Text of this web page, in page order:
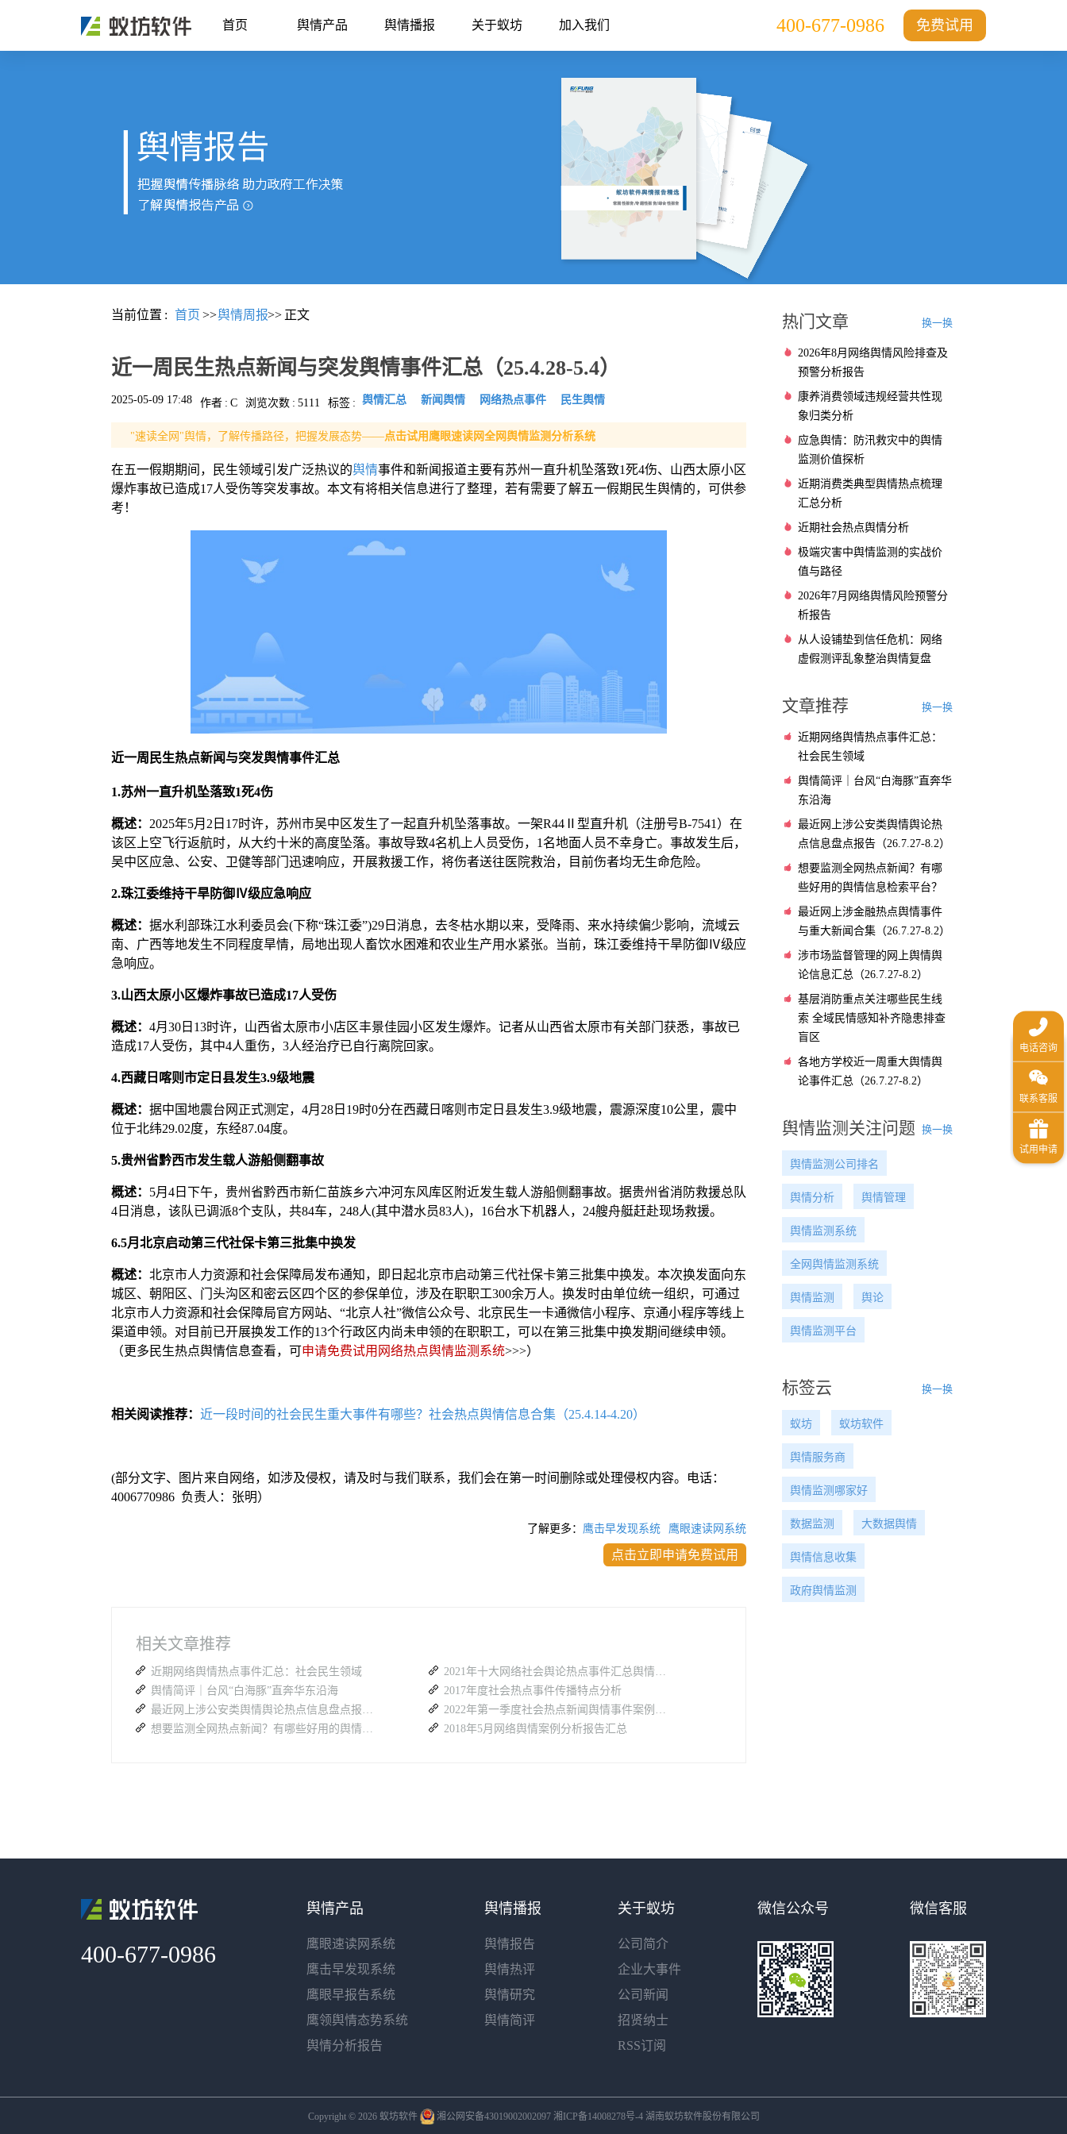
首页 舆情产品 舆情播报 关于蚁坊 加入我们 免费试用
400-677-0986
当前位置 : 首页 >>舆情周报>> 正文
近一周民生热点新闻与突发舆情事件汇总（25.4.28-5.4）
2025-05-09 17:48 作者 : C 浏览次数 : 5111 标签 : 民生舆情
网络热点事件
新闻舆情
舆情汇总
"速读全网"舆情，了解传播路径，把握发展态势——点击试用鹰眼速读网全网舆情监测分析系统
在五一假期期间，民生领域引发广泛热议的舆情事件和新闻报道主要有苏州一直升机坠落致1死4伤、山西太原小区
爆炸事故已造成17人受伤等突发事故。本文有将相关信息进行了整理，若有需要了解五一假期民生舆情的，可供参
考！
近一周民生热点新闻与突发舆情事件汇总
1.苏州一直升机坠落致1死4伤
概述： 2025年5月2日17时许，苏州市吴中区发生了一起直升机坠落事故。一架R44Ⅱ型直升机（注册号B-7541）在
该区上空飞行返航时，从大约十米的高度坠落。事故导致4名机上人员受伤，1名地面人员不幸身亡。事故发生后，
吴中区应急、公安、卫健等部门迅速响应，开展救援工作，将伤者送往医院救治，目前伤者均无生命危险。
2.珠江委维持干旱防御Ⅳ级应急响应
概述： 据水利部珠江水利委员会(下称“珠江委”)29日消息，去冬枯水期以来，受降雨、来水持续偏少影响，流域云
南、广西等地发生不同程度旱情，局地出现人畜饮水困难和农业生产用水紧张。当前，珠江委维持干旱防御Ⅳ级应
急响应。
3.山西太原小区爆炸事故已造成17人受伤
概述： 4月30日13时许，山西省太原市小店区丰景佳园小区发生爆炸。记者从山西省太原市有关部门获悉，事故已
造成17人受伤，其中4人重伤，3人经治疗已自行离院回家。
4.西藏日喀则市定日县发生3.9级地震
概述： 据中国地震台网正式测定，4月28日19时0分在西藏日喀则市定日县发生3.9级地震，震源深度10公里，震中
位于北纬29.02度，东经87.04度。
5.贵州省黔西市发生载人游船侧翻事故
概述： 5月4日下午，贵州省黔西市新仁苗族乡六冲河东风库区附近发生载人游船侧翻事故。据贵州省消防救援总队
4日消息，该队已调派8个支队，共84车，248人(其中潜水员83人)，16台水下机器人，24艘舟艇赶赴现场救援。
6.5月北京启动第三代社保卡第三批集中换发
概述： 北京市人力资源和社会保障局发布通知，即日起北京市启动第三代社保卡第三批集中换发。本次换发面向东
城区、朝阳区、门头沟区和密云区四个区的参保单位，涉及在职职工300余万人。换发时由单位统一组织，可通过
北京市人力资源和社会保障局官方网站、“北京人社”微信公众号、北京民生一卡通微信小程序、京通小程序等线上
渠道申领。对目前已开展换发工作的13个行政区内尚未申领的在职职工，可以在第三批集中换发期间继续申领。
（更多民生热点舆情信息查看，可申请免费试用网络热点舆情监测系统>>>）
相关阅读推荐： 近一段时间的社会民生重大事件有哪些？社会热点舆情信息合集（25.4.14-4.20）
(部分文字、图片来自网络，如涉及侵权，请及时与我们联系，我们会在第一时间删除或处理侵权内容。电话：
4006770986 负责人：张明）
了解更多： 鹰击早发现系统 鹰眼速读网系统
点击立即申请免费试用
相关文章推荐
近期网络舆情热点事件汇总：社会民生领域
舆情简评｜台风“白海豚”直奔华东沿海
最近网上涉公安类舆情舆论热点信息盘点报告（26.7.27-8.2）
想要监测全网热点新闻？有哪些好用的舆情信息检索平台？
2021年十大网络社会舆论热点事件汇总舆情分析
2017年度社会热点事件传播特点分析
2022年第一季度社会热点新闻舆情事件案例合集报告
2018年5月网络舆情案例分析报告汇总
热门文章 换一换
2026年8月网络舆情风险排查及
预警分析报告
康养消费领域违规经营共性现
象归类分析
应急舆情：防汛救灾中的舆情
监测价值探析
近期消费类典型舆情热点梳理
汇总分析
近期社会热点舆情分析
极端灾害中舆情监测的实战价
值与路径
2026年7月网络舆情风险预警分
析报告
从人设铺垫到信任危机：网络
虚假测评乱象整治舆情复盘
文章推荐 换一换
近期网络舆情热点事件汇总：
社会民生领域
舆情简评｜台风“白海豚”直奔华
东沿海
最近网上涉公安类舆情舆论热
点信息盘点报告（26.7.27-8.2）
想要监测全网热点新闻？有哪
些好用的舆情信息检索平台？
最近网上涉金融热点舆情事件
与重大新闻合集（26.7.27-8.2）
涉市场监督管理的网上舆情舆
论信息汇总（26.7.27-8.2）
基层消防重点关注哪些民生线
索 全域民情感知补齐隐患排查
盲区
各地方学校近一周重大舆情舆
论事件汇总（26.7.27-8.2）
舆情监测关注问题 换一换
舆情监测公司排名
舆情分析 舆情管理
舆情监测系统
全网舆情监测系统
舆情监测 舆论
舆情监测平台
标签云 换一换
蚁坊 蚁坊软件
舆情服务商
舆情监测哪家好
数据监测 大数据舆情
舆情信息收集
政府舆情监测
400-677-0986
微信客服
微信公众号
关于蚁坊
公司简介
企业大事件
公司新闻
招贤纳士
RSS订阅
舆情播报
舆情报告
舆情热评
舆情研究
舆情简评
舆情产品
鹰眼速读网系统
鹰击早发现系统
鹰眼早报告系统
鹰领舆情态势系统
舆情分析报告
Copyright © 2026 蚁坊软件 湘公网安备43019002002097 湘ICP备14008278号-4湖南蚁坊软件股份有限公司